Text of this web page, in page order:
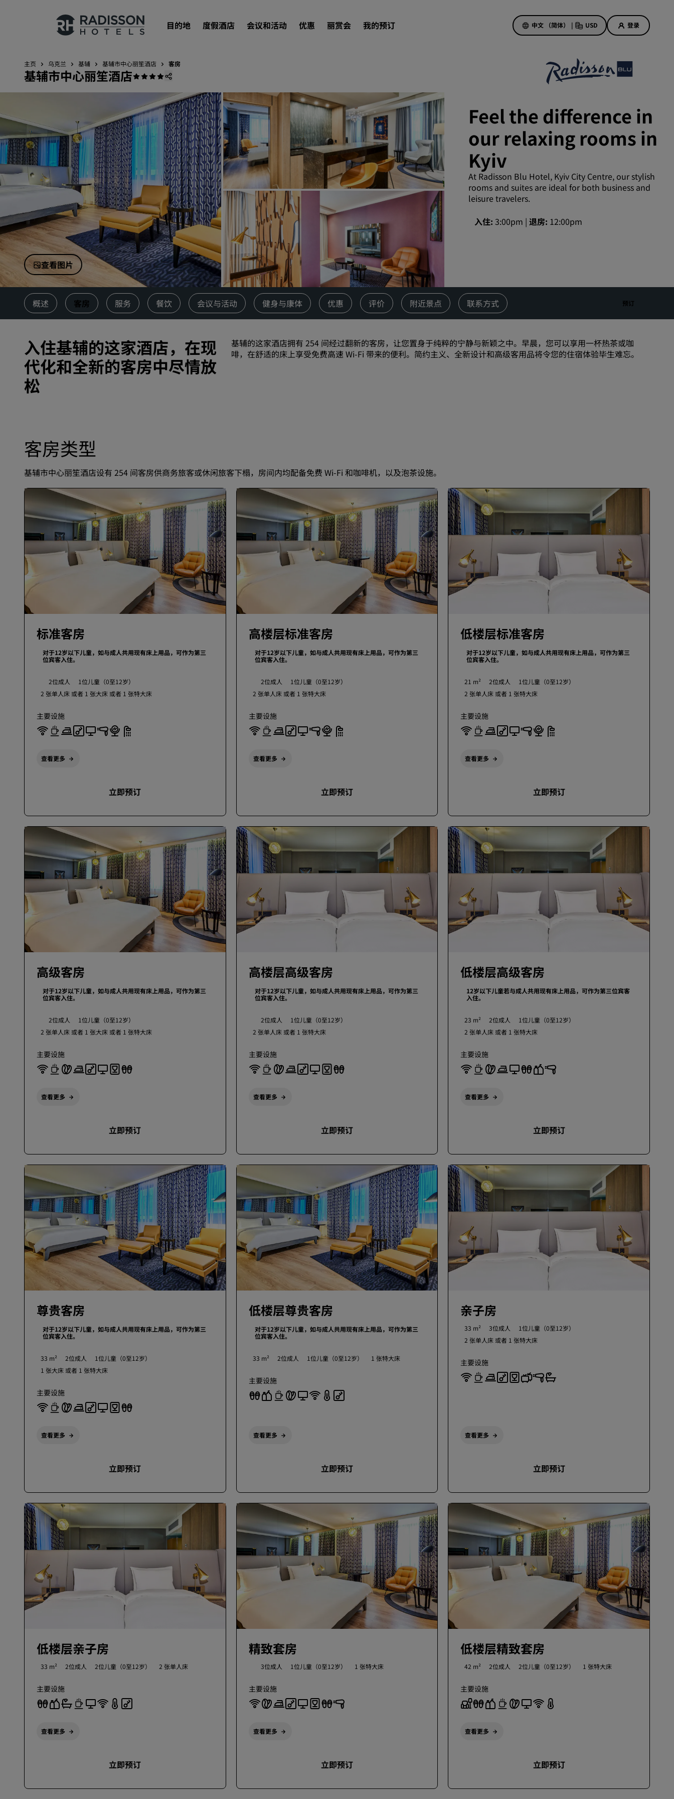
目的地 度假酒店 会议和活动 优惠 丽赏会 我的预订 中文 （简体） | USD 登录
我们的品牌
中国附属品牌
目的地
度假酒店
服务式公寓
机场酒店
新开业和即将开业的酒店
会议和活动
探索丽笙会议
预订会议空间
请求报价
活动目的地
行业方案
搜索航班
搜索航班
餐饮
酒店优惠
美好的初遇，丰厚的奖励
当日特惠
提前预订
旅行灵感
Rad Pets
商务旅客
丽赏会
主页 乌克兰 基辅 基辅市中心丽笙酒店 客房
基辅市中心丽笙酒店
查看图片
Feel the difference in
our relaxing rooms in
Kyiv
At Radisson Blu Hotel, Kyiv City Centre, our stylish
rooms and suites are ideal for both business and
leisure travelers.
入住 3:00pm 退房 12:00pm
概述 客房 服务 餐饮 会议与活动 健身与康体 优惠 评价 附近景点 联系方式 预订
入住基辅的这家酒店，在现
代化和全新的客房中尽情放
松
基辅的这家酒店拥有 254 间经过翻新的客房，让您置身于纯粹的宁静与新颖之中。早晨，您可以享用一杯热茶或咖
啡，在舒适的床上享受免费高速 Wi-Fi 带来的便利。简约主义、全新设计和高级客用品将令您的住宿体验毕生难忘。
客房类型
基辅市中心丽笙酒店设有 254 间客房供商务旅客或休闲旅客下榻，房间内均配备免费 Wi-Fi 和咖啡机，以及泡茶设施。
标准客房
对于12岁以下儿童，如与成人共用现有床上用品，可作为第三
位宾客入住。
2位成人
1位儿童（0至12岁）
2 张单人床 或者 1 张大床 或者 1 张特大床
主要设施
查看更多
立即预订
高楼层标准客房
对于12岁以下儿童，如与成人共用现有床上用品，可作为第三
位宾客入住。
2位成人
1位儿童（0至12岁）
2 张单人床 或者 1 张特大床
主要设施
查看更多
立即预订
低楼层标准客房
对于12岁以下儿童，如与成人共用现有床上用品，可作为第三
位宾客入住。
21 m² 2位成人
1位儿童（0至12岁）
2 张单人床 或者 1 张特大床
主要设施
查看更多
立即预订
高级客房
对于12岁以下儿童，如与成人共用现有床上用品，可作为第三
位宾客入住。
2位成人
1位儿童（0至12岁）
2 张单人床 或者 1 张大床 或者 1 张特大床
主要设施
查看更多
立即预订
高楼层高级客房
对于12岁以下儿童，如与成人共用现有床上用品，可作为第三
位宾客入住。
2位成人
1位儿童（0至12岁）
2 张单人床 或者 1 张特大床
主要设施
查看更多
立即预订
低楼层高级客房
12岁以下儿童若与成人共用现有床上用品，可作为第三位宾客
入住。
23 m² 2位成人
1位儿童（0至12岁）
2 张单人床 或者 1 张特大床
主要设施
查看更多
立即预订
尊贵客房
对于12岁以下儿童，如与成人共用现有床上用品，可作为第三
位宾客入住。
33 m² 2位成人
1位儿童（0至12岁）
1 张大床 或者 1 张特大床
主要设施
查看更多
立即预订
低楼层尊贵客房
对于12岁以下儿童，如与成人共用现有床上用品，可作为第三
位宾客入住。
33 m² 2位成人 1位儿童（0至12岁） 1 张特大床
主要设施
查看更多
立即预订
亲子房
33 m² 3位成人
1位儿童（0至12岁）
2 张单人床 或者 1 张特大床
主要设施
查看更多
立即预订
低楼层亲子房
33 m² 2位成人 2位儿童（0至12岁） 2 张单人床
主要设施
查看更多
立即预订
精致套房
3位成人 1位儿童（0至12岁） 1 张特大床
主要设施
查看更多
立即预订
低楼层精致套房
42 m² 2位成人 2位儿童（0至12岁） 1 张特大床
主要设施
查看更多
立即预订